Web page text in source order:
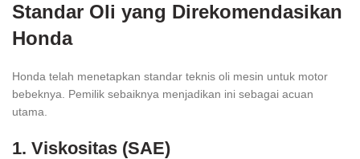
Standar Oli yang Direkomendasikan
Honda
Honda telah menetapkan standar teknis oli mesin untuk motor
bebeknya. Pemilik sebaiknya menjadikan ini sebagai acuan
utama.
1. Viskositas (SAE)